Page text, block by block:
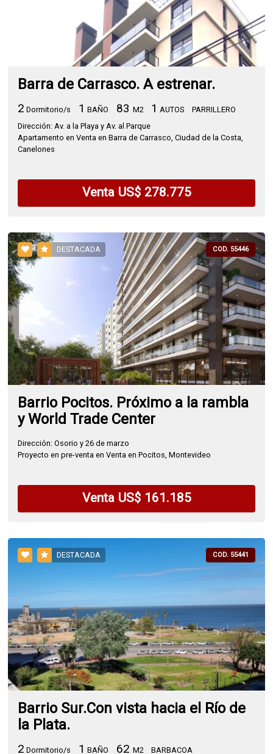
Barra de Carrasco. A estrenar.
2 Dormitorio/s 1 BAÑO 83 M2 1 AUTOS
PARRILLERO
Dirección: Av. a la Playa y Av. al Parque
Apartamento en Venta en Barra de Carrasco, Ciudad de la Costa,
Canelones
Venta US$ 278.775
DESTACADA COD. 55446
Barrio Pocitos. Próximo a la rambla
y World Trade Center
Dirección: Osorio y 26 de marzo
Proyecto en pre-venta en Venta en Pocitos, Montevideo
Venta US$ 161.185
DESTACADA COD. 55441
Barrio Sur.Con vista hacia el Río de
la Plata.
2 Dormitorio/s 1 BAÑO 62 M2 BARBACOA